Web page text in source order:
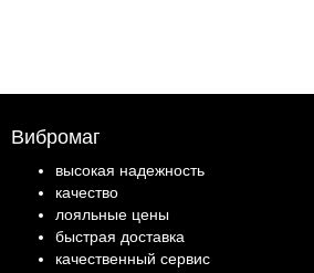
Вибромаг
высокая надежность
качество
лояльные цены
быстрая доставка
качественный сервис